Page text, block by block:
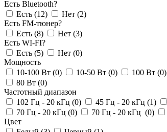
Есть Bluetooth?
Есть (12) Нет (2)
Есть FM-тюнер?
Есть (8) Нет (3)
Есть WI-FI?
Есть (5) Нет (0)
Мощность
10-100 Вт (0) 10-50 Вт (0) 100 Вт (0)
80 Вт (0)
Частотный диапазон
102 Гц - 20 кГц (0) 45 Гц - 20 кГц (1)
70 Гц - 20 кГц (0) 70 Гц - 20 кГц (0)
Цвет